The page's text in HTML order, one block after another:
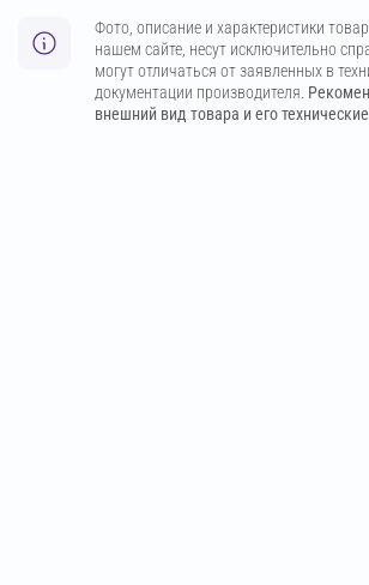
Фото, описание и характеристики
нашем сайте, несут исключительно
могут отличаться от заявленных в
документации производителя.
внешний вид товара и его